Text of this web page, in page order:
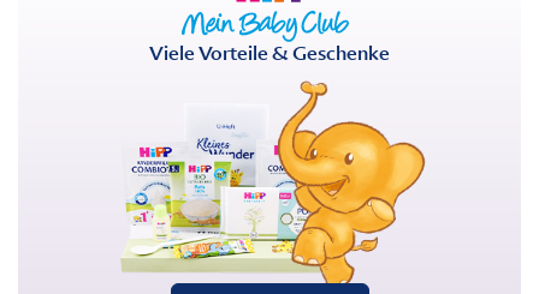
Viele Vorteile & Geschenke